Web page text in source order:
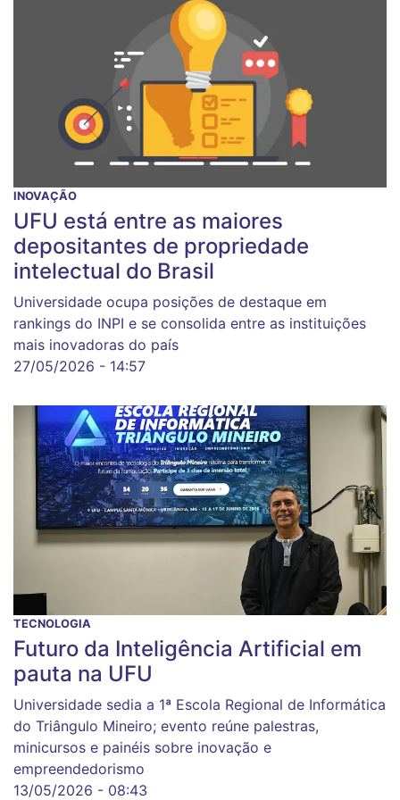
INOVAÇÃO
UFU está entre as maiores
depositantes de propriedade
intelectual do Brasil
Universidade ocupa posições de destaque em
rankings do INPI e se consolida entre as instituições
mais inovadoras do país
27/05/2026 - 14:57
TECNOLOGIA
Futuro da Inteligência Artificial em
pauta na UFU
Universidade sedia a 1ª Escola Regional de Informática
do Triângulo Mineiro; evento reúne palestras,
minicursos e painéis sobre inovação e
empreendedorismo
13/05/2026 - 08:43